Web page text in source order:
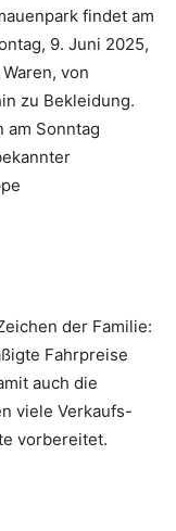
findet am
9. Juni 2025,
von
zu Bekleidung.
am Sonntag
der Familie:
Fahrpreise
auch die
viele Verkaufs-
vorbereitet.